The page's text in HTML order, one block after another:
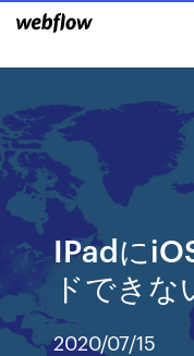
IPadに
ドでき
2020/07/15